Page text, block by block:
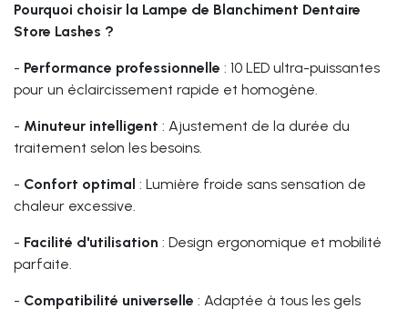
Pourquoi choisir la Lampe de Blanchiment Dentaire
Store Lashes ?
- Performance professionnelle : 10 LED ultra-puissantes
pour un éclaircissement rapide et homogène.
- Minuteur intelligent : Ajustement de la durée du
traitement selon les besoins.
- Confort optimal : Lumière froide sans sensation de
chaleur excessive.
- Facilité d'utilisation : Design ergonomique et mobilité
parfaite.
- Compatibilité universelle : Adaptée à tous les gels